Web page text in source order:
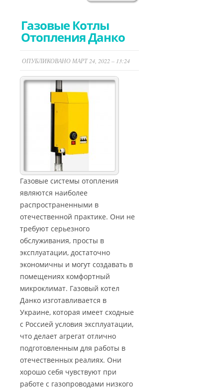
Газовые Котлы
Отопления Данко
ОПУБЛИКОВАНО МАРТ 24, 2022 – 13:24
Газовые системы отопления
являются наиболее
распространенными в
отечественной практике. Они не
требуют серьезного
обслуживания, просты в
эксплуатации, достаточно
экономичны и могут создавать в
помещениях комфортный
микроклимат. Газовый котел
Данко изготавливается в
Украине, которая имеет сходные
с Россией условия эксплуатации,
что делает агрегат отлично
подготовленным для работы в
отечественных реалиях. Они
хорошо себя чувствуют при
работе с газопроводами низкого